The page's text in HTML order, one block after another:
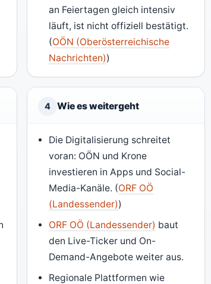
an Feiertagen gleich intensiv
läuft, ist nicht offiziell bestätigt.
(OÖN (Oberösterreichische
Nachrichten))
4 Wie es weitergeht
Die Digitalisierung schreitet
voran: OÖN und Krone
investieren in Apps und Social-
Media-Kanäle. (ORF OÖ
(Landessender))
ORF OÖ (Landessender) baut
den Live-Ticker und On-
Demand-Angebote weiter aus.
Regionale Plattformen wie